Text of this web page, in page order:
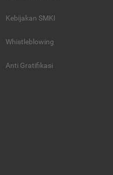
Kebijakan SMKI
Whistleblowing
Anti Gratifikasi